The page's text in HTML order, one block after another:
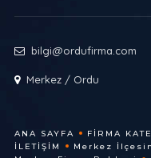
bilgi@ordufirma.com
Merkez / Ordu
ANA SAYFA FIRMA
İLETIŞIM
Merkez